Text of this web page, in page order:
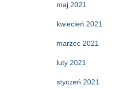
maj 2021
kwiecień 2021
marzec 2021
luty 2021
styczeń 2021